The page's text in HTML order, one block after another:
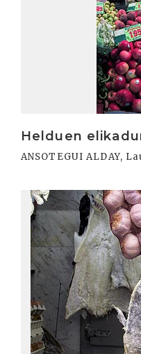
Helduen
ANSOTEGUI ALDAY,
Irakurri